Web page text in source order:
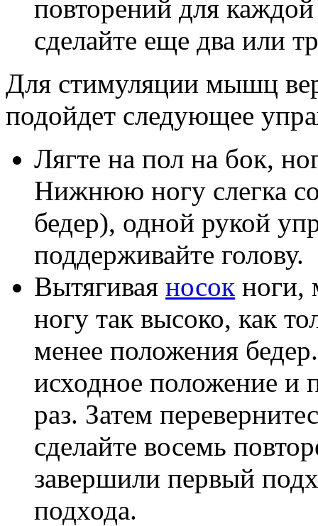
повторений для
сделайте еще два или
Для стимуляции мышц
подойдет следующее
Лягте на пол на бок,
Нижнюю ногу слегка
бедер), одной рукой
поддерживайте голову.
Вытягивая носок ноги,
ногу так высоко, как
менее положения
исходное положение и
раз. Затем
сделайте восемь
завершили первый
подхода.